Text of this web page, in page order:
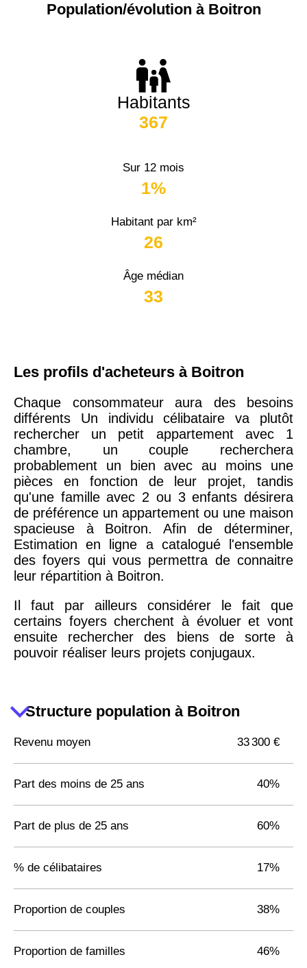
Population/évolution à Boitron
Habitants
367
Sur 12 mois
1%
Habitant par km²
26
Âge médian
33
Les profils d'acheteurs à Boitron
Chaque consommateur aura des besoins
différents Un individu célibataire va plutôt
rechercher un petit appartement avec 1
chambre, un couple recherchera
probablement un bien avec au moins une
pièces en fonction de leur projet, tandis
qu'une famille avec 2 ou 3 enfants désirera
de préférence un appartement ou une maison
spacieuse à Boitron. Afin de déterminer,
Estimation en ligne a catalogué l'ensemble
des foyers qui vous permettra de connaitre
leur répartition à Boitron.
Il faut par ailleurs considérer le fait que
certains foyers cherchent à évoluer et vont
ensuite rechercher des biens de sorte à
pouvoir réaliser leurs projets conjugaux.
Structure population à Boitron
Revenu moyen 33 300 €
Part des moins de 25 ans 40%
Part de plus de 25 ans 60%
% de célibataires 17%
Proportion de couples 38%
Proportion de familles 46%